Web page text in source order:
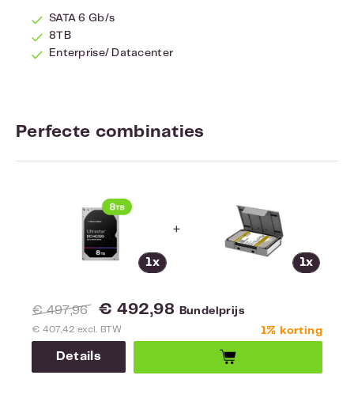
SATA 6 Gb/s
8TB
Enterprise/ Datacenter
Perfecte combinaties
+
1x 1x
€ 497,96 € 492,98 Bundelprijs
€ 407,42 excl. BTW 1% korting
Details